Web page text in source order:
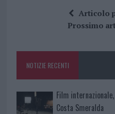
o
k
te
re
at
s
p
Articolo
Prossimo
NOTIZIE RECENTI
Film
Costa Smeralda